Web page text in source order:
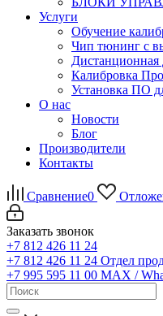
Услуги
Обучение
Чип тюнинг с
Дистанционная
Калибровка
Установка ПО
О нас
Новости
Блог
Производители
Контакты
Сравнение0
Заказать звонок
+7 812 426 11 24
+7 812 426 11 24 Отдел
+7 995 595 11 00 MAX /